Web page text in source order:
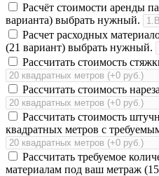
Расчёт стоимости аренды
варианта) выбрать нужный.
Расчет расходных
(21 вариант) выбрать нужный.
Рассчитать стоимость
Рассчитать стоимость
Рассчитать стоимость
квадратных метров с
Рассчитать требуемое
материалам под ваш метраж